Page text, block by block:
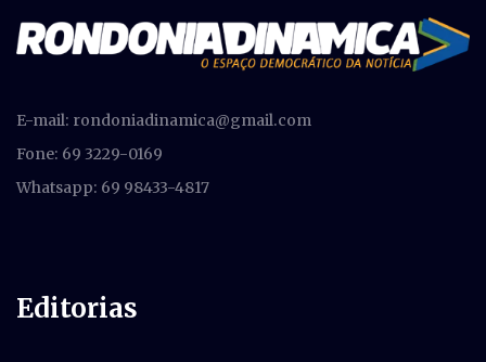
E-mail: rondoniadinamica@gmail.com
Fone: 69 3229-0169
Whatsapp: 69 98433-4817
Editorias